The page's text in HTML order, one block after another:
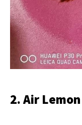
2. Air Lemon